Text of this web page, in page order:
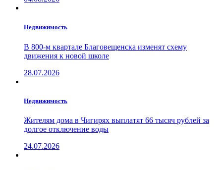
Недвижимость
В 800-м квартале Благовещенска изменят схему
движения к новой школе
28.07.2026
Недвижимость
Жителям дома в Чигирях выплатят 66 тысяч рублей за
долгое отключение воды
24.07.2026